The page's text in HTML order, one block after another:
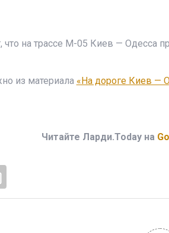
на трассе М-05 Киев — Одесса
из материала «На дороге Киев —
Читайте Ларди.Today на